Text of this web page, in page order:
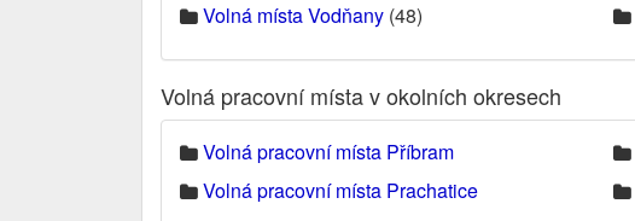
Volná místa Vodňany (48)
Volná pracovní místa v okolních okresech
Volná pracovní místa Příbram
Volná pracovní místa Prachatice